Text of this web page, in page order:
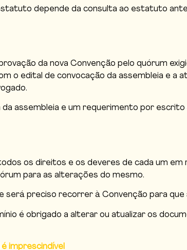
depende da consulta ao estatuto
da nova Convenção pelo quórum
o edital de convocação da assembleia e a
assembleia e um requerimento por
os direitos e os deveres de cada um em
para as alterações do mesmo.
será preciso recorrer à Convenção para que
é obrigado a alterar ou atualizar os
imprescindível